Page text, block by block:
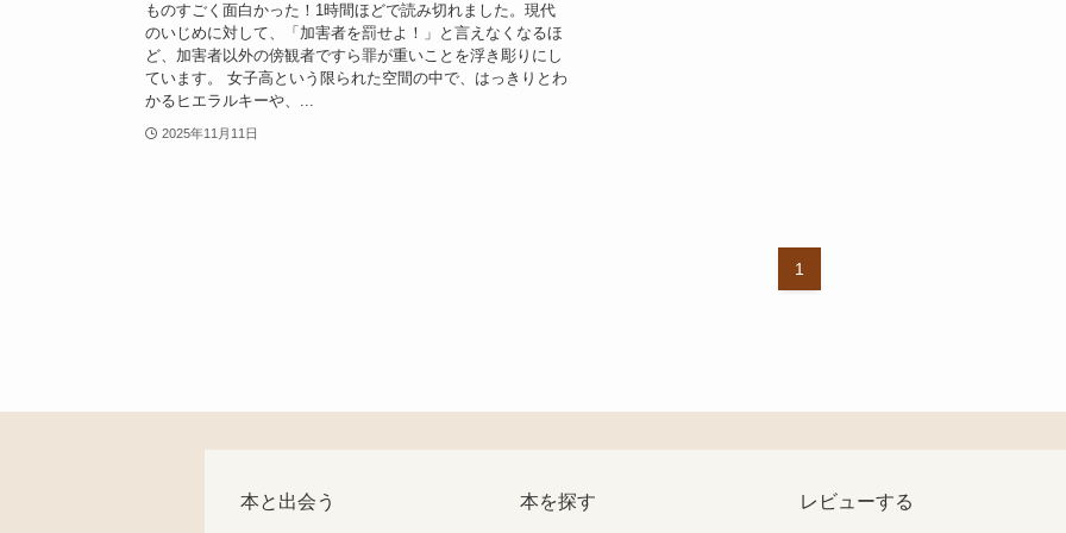
ものすごく面白かった！1時間ほどで読み切れました。現代
のいじめに対して、「加害者を罰せよ！」と言えなくなるほ
ど、加害者以外の傍観者ですら罪が重いことを浮き彫りにし
ています。 女子高という限られた空間の中で、はっきりとわ
かるヒエラルキーや、...
2025年11月11日
1
本と出会う 本を探す レビューする